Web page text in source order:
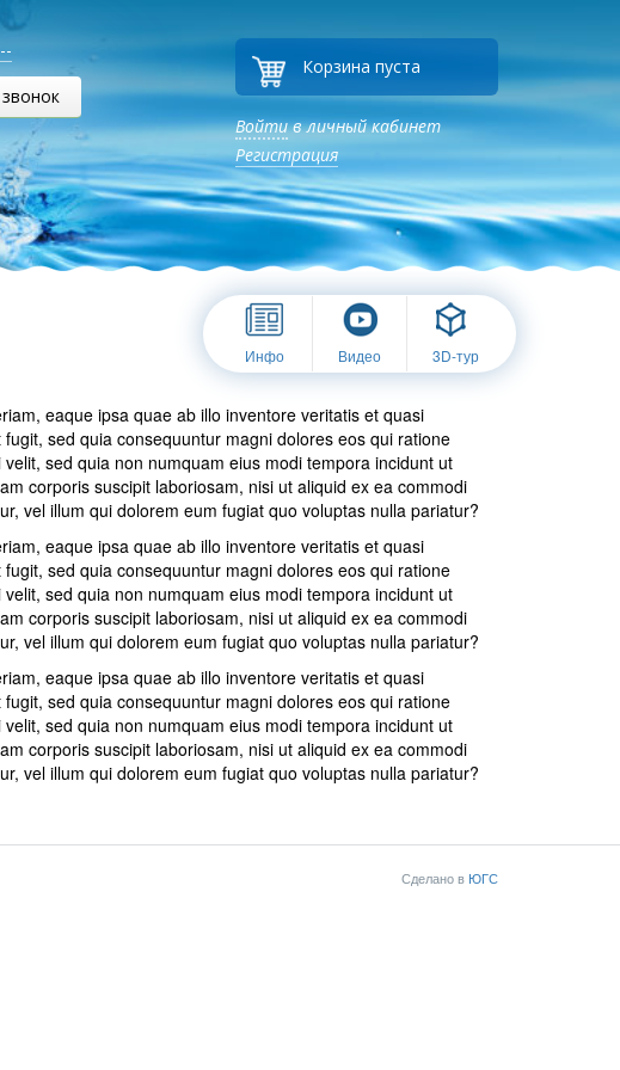
Корзина пуста
Войтив личный кабинет
Регистрация
Инфо Видео 3D-тур
eaque ipsa quae ab illo inventore veritatis et quasi
sed quia consequuntur magni dolores eos qui ratione
sed quia non numquam eius modi tempora incidunt ut
corporis suscipit laboriosam, nisi ut aliquid ex ea commodi
vel illum qui dolorem eum fugiat quo voluptas nulla pariatur?
eaque ipsa quae ab illo inventore veritatis et quasi
sed quia consequuntur magni dolores eos qui ratione
sed quia non numquam eius modi tempora incidunt ut
corporis suscipit laboriosam, nisi ut aliquid ex ea commodi
vel illum qui dolorem eum fugiat quo voluptas nulla pariatur?
eaque ipsa quae ab illo inventore veritatis et quasi
sed quia consequuntur magni dolores eos qui ratione
sed quia non numquam eius modi tempora incidunt ut
corporis suscipit laboriosam, nisi ut aliquid ex ea commodi
vel illum qui dolorem eum fugiat quo voluptas nulla pariatur?
Сделано в ЮГС